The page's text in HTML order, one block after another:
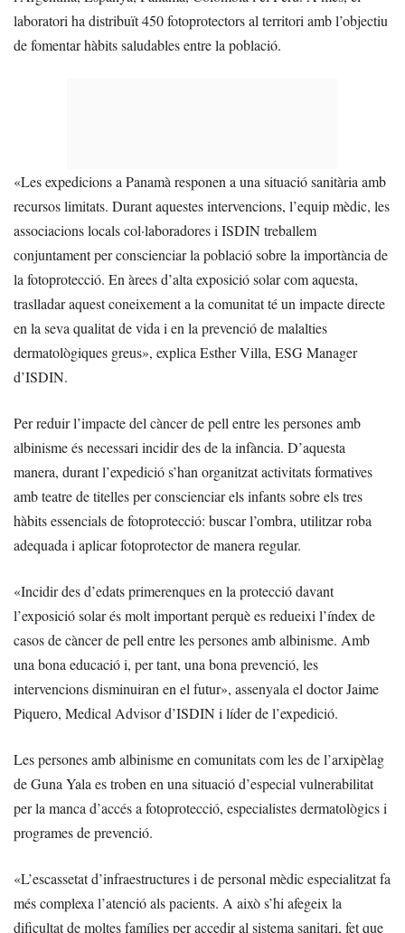
laboratori ha distribuït 450 fotoprotectors al territori amb l’objectiu
de fomentar hàbits saludables entre la població.
«Les expedicions a Panamà responen a una situació sanitària amb
recursos limitats. Durant aquestes intervencions, l’equip mèdic, les
associacions locals col·laboradores i ISDIN treballem
conjuntament per conscienciar la població sobre la importància de
la fotoprotecció. En àrees d’alta exposició solar com aquesta,
traslladar aquest coneixement a la comunitat té un impacte directe
en la seva qualitat de vida i en la prevenció de malalties
dermatològiques greus», explica Esther Villa, ESG Manager
d’ISDIN.
Per reduir l’impacte del càncer de pell entre les persones amb
albinisme és necessari incidir des de la infància. D’aquesta
manera, durant l’expedició s’han organitzat activitats formatives
amb teatre de titelles per conscienciar els infants sobre els tres
hàbits essencials de fotoprotecció: buscar l’ombra, utilitzar roba
adequada i aplicar fotoprotector de manera regular.
«Incidir des d’edats primerenques en la protecció davant
l’exposició solar és molt important perquè es redueixi l’índex de
casos de càncer de pell entre les persones amb albinisme. Amb
una bona educació i, per tant, una bona prevenció, les
intervencions disminuiran en el futur», assenyala el doctor Jaime
Piquero, Medical Advisor d’ISDIN i líder de l’expedició.
Les persones amb albinisme en comunitats com les de l’arxipèlag
de Guna Yala es troben en una situació d’especial vulnerabilitat
per la manca d’accés a fotoprotecció, especialistes dermatològics i
programes de prevenció.
«L’escassetat d’infraestructures i de personal mèdic especialitzat fa
més complexa l’atenció als pacients. A això s’hi afegeix la
dificultat de moltes famílies per accedir al sistema sanitari, fet que